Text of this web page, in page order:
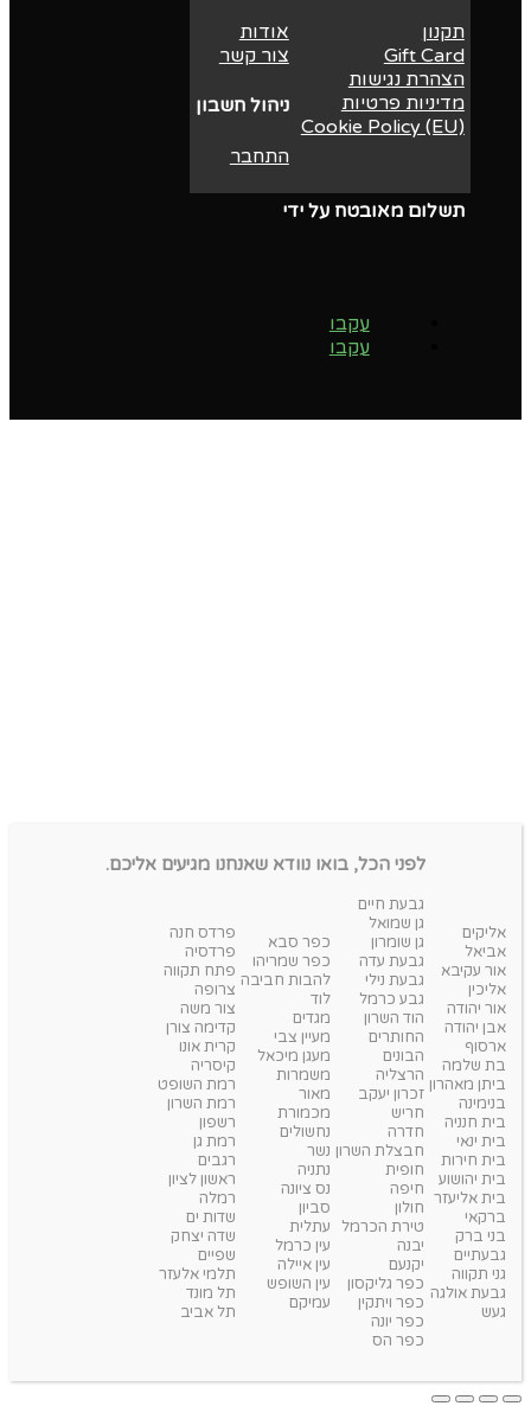
תשלום מאובטח על ידי
עקבו
עקבו
אודות
צור קשר
ניהול חשבון
התחבר
תקנון
Gift Card
הצהרת נגישות
מדיניות פרטיות
Cookie Policy (EU)
לפני הכל, בואו נוודא שאנחנו מגיעים אליכם.
אליקים
אביאל
אור עקיבא
אליכין
אור יהודה
אבן יהודה
ארסוף
בת שלמה
ביתן מאהרון
בנימינה
בית חנניה
בית ינאי
בית חירות
בית יהושוע
בית אליעזר
ברקאי
בני ברק
גבעתיים
גני תקווה
גבעת אולגה
געש
גבעת חיים
גן שמואל
גן שומרון
גבעת עדה
גבעת נילי
גבע כרמל
הוד השרון
החותרים
הבונים
הרצליה
זכרון יעקב
חריש
חדרה
חבצלת השרון
חופית
חיפה
חולון
טירת הכרמל
יבנה
יקנעם
כפר גליקסון
כפר ויתקין
כפר יונה
כפר הס
כפר סבא
כפר שמריהו
להבות חביבה
לוד
מגדים
מעיין צבי
מעגן מיכאל
משמרות
מאור
מכמורת
נחשולים
נשר
נתניה
נס ציונה
סביון
עתלית
עין כרמל
עין איילה
עין השופש
עמיקם
פרדס חנה
פרדסיה
פתח תקווה
צרופה
צור משה
קדימה צורן
קרית אונו
קיסריה
רמת השופט
רמת השרון
רשפון
רמת גן
רגבים
ראשון לציון
רמלה
שדות ים
שדה יצחק
שפיים
תלמי אלעזר
תל מונד
תל אביב